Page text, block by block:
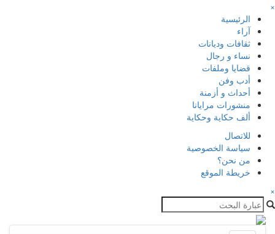
×
الرئيسية
آراء
ثقافات وديانات
نساء و رجال
قضايا وملفات
أدب وفن
أحداث و أزمنة
منشورات مرايانا
ألف حكاية وحكاية
للاتصال
سياسة الخصوصية
من نحن؟
خريطة الموقع
×